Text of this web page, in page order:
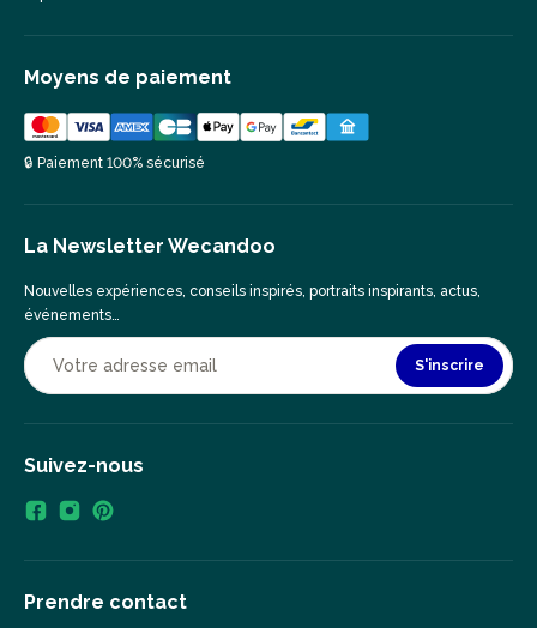
Moyens de paiement
🔒 Paiement 100% sécurisé
La Newsletter Wecandoo
Nouvelles expériences, conseils inspirés, portraits inspirants, actus,
événements…
S'inscrire
Suivez-nous
Prendre contact